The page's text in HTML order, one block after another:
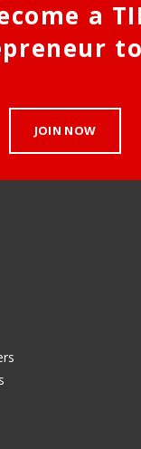
a
JOIN NOW